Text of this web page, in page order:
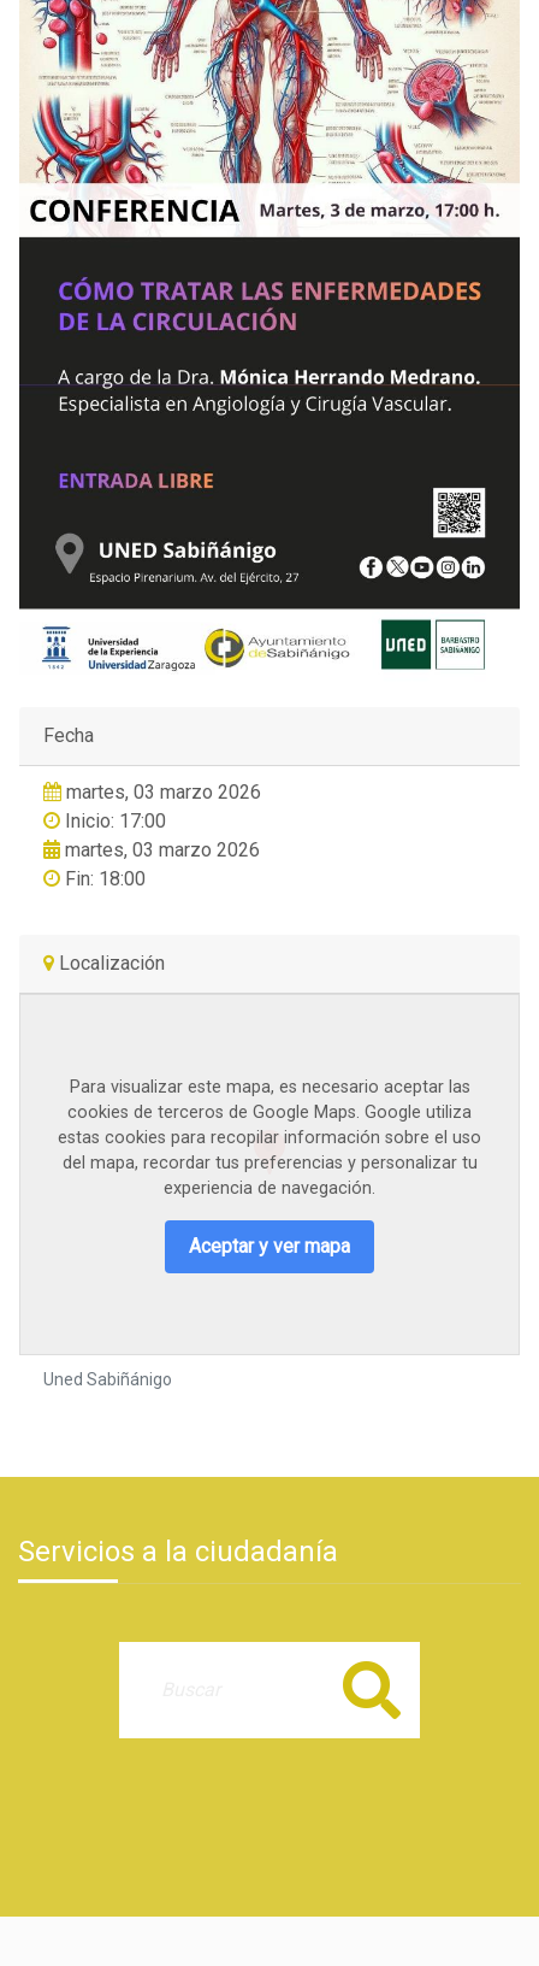
Fecha
martes, 03 marzo 2026
Inicio: 17:00
martes, 03 marzo 2026
Fin: 18:00
Localización
Para visualizar este mapa, es necesario aceptar las
cookies de terceros de Google Maps. Google utiliza
estas cookies para recopilar información sobre el uso
del mapa, recordar tus preferencias y personalizar tu
experiencia de navegación.
Aceptar y ver mapa
Uned Sabiñánigo
Servicios a la ciudadanía
Buscar